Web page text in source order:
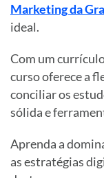
Marketing da
ideal.
Com um
curso oferece a
conciliar os
sólida e
Aprenda a
as estratégias